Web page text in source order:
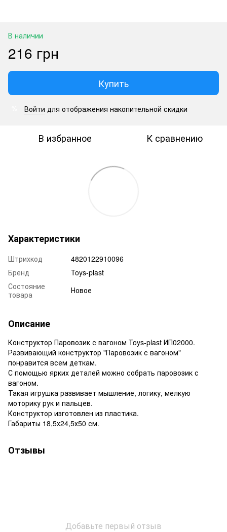
В наличии
216 грн
Купить
Войти для отображения накопительной скидки
В избранное К сравнению
Характеристики
Штрихкод
4820122910096
Бренд
Toys-plast
Состояние
товара
Новое
Описание
Конструктор Паровозик с вагоном Toys-plast ИП02000.
Развивающий конструктор "Паровозик с вагоном"
понравится всем деткам.
С помощью ярких деталей можно собрать паровозик с
вагоном.
Такая игрушка развивает мышление, логику, мелкую
моторику рук и пальцев.
Конструктор изготовлен из пластика.
Габариты 18,5х24,5х50 см.
Отзывы
Добавьте первый отзыв